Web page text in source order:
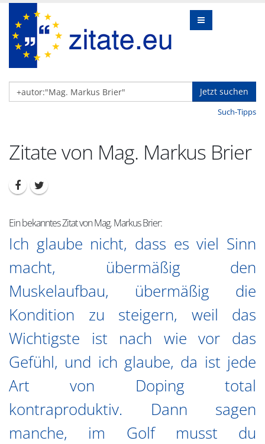
Jetzt suchen
Such-Tipps
Zitate von Mag. Markus Brier
Ein bekanntes Zitat von Mag. Markus Brier:
Ich glaube nicht, dass es viel Sinn
macht, übermäßig den
Muskelaufbau, übermäßig die
Kondition zu steigern, weil das
Wichtigste ist nach wie vor das
Gefühl, und ich glaube, da ist jede
Art von Doping total
kontraproduktiv. Dann sagen
manche, im Golf musst du